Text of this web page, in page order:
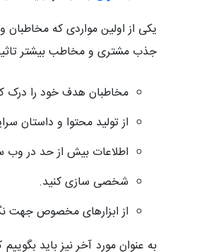
یکی از اولین مواردی که
جذب مشتری و مخاطب بیشتر
مخاطبان هدف خود را درک
از تولید محتوا و داستان
اطلاعات بیش از حد در وب
شخصی سازی کنید.
از ابزارهای مخصوص جهت
به عنوان مورد آخر نیز باید